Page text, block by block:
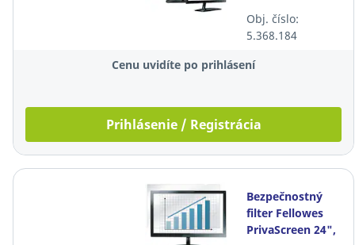
Obj. číslo:
5.368.184
Cenu uvidíte po prihlásení
Prihlásenie / Registrácia
Bezpečnostný
filter Fellowes
PrivaScreen 24",